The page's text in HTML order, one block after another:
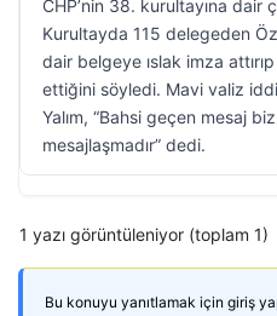
CHP’nin 38. kurultayına dair
Kurultayda 115 delegeden
dair belgeye ıslak imza
ettiğini söyledi. Mavi valiz
Yalım, “Bahsi geçen mesaj
mesajlaşmadır” dedi.
1 yazı görüntüleniyor (toplam 1)
Bu konuyu yanıtlamak için giriş